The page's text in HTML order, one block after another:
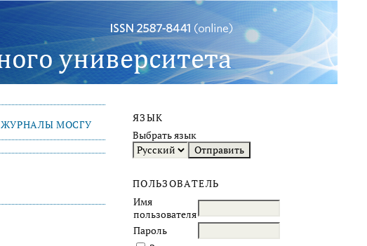
ЯЗЫК
Выбрать язык
ПОЛЬЗОВАТЕЛЬ
Имя
пользователя
Пароль
ЖУРНАЛЫ МОСГУ